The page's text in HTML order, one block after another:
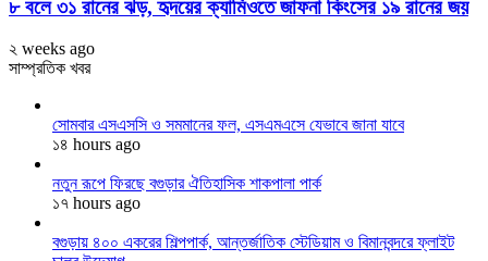
৮ বলে ৩১ রানের ঝড়, হৃদয়ের ক্যামিওতে জাফনা কিংসের ১৯ রানের জয়
২ weeks ago
সাম্প্রতিক খবর
সোমবার এসএসসি ও সমমানের ফল, এসএমএসে যেভাবে জানা যাবে
১৪ hours ago
নতুন রূপে ফিরছে বগুড়ার ঐতিহাসিক শাকপালা পার্ক
১৭ hours ago
বগুড়ায় ৪০০ একরের শিল্পপার্ক, আন্তর্জাতিক স্টেডিয়াম ও বিমানবন্দরে ফ্লাইট